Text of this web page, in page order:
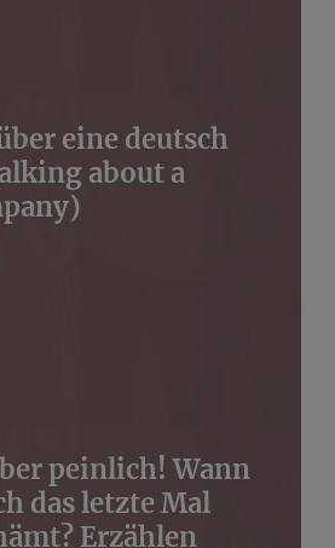
eine deutsch
about a
peinlich! Wann
das letzte Mal
Erzählen